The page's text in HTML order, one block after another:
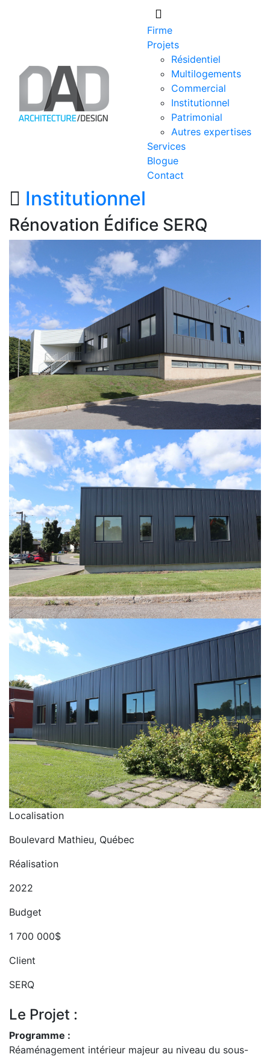
Firme
Projets
Résidentiel
Multilogements
Commercial
Institutionnel
Patrimonial
Autres expertises
Services
Blogue
Contact
Institutionnel
Rénovation Édifice SERQ
Localisation
Boulevard Mathieu, Québec
Réalisation
2022
Budget
1 700 000$
Client
SERQ
Le Projet :
Programme :
Réaménagement intérieur majeur au niveau du sous-